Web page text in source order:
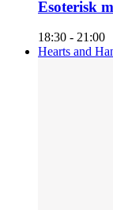
Esoterisk
18:30 - 21:00
Hearts and